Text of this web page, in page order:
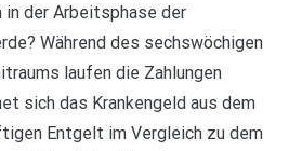
in der Arbeitsphase der
Während des sechswöchigen
laufen die Zahlungen
sich das Krankengeld aus dem
Entgelt im Vergleich zu dem